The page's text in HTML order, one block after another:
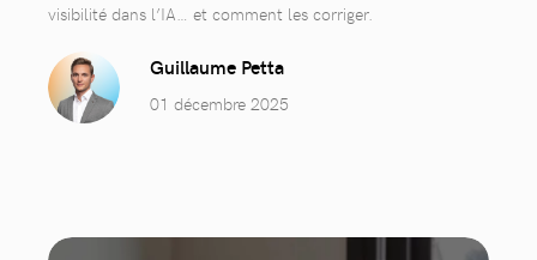
visibilité dans l’IA… et comment les corriger.
Guillaume Petta
01 décembre 2025